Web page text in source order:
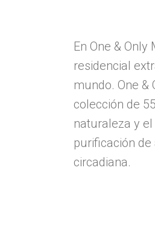
En One &
residencial
mundo. One &
colección de
naturaleza y
purificación
circadiana.